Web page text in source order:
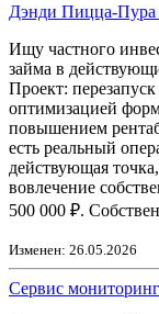
Дэнди Пицца-Пура
Ищу частного
займа в
Проект:
оптимизацией
повышением
есть реальный
действующая
вовлечение
500 000 ₽.
Изменен: 26.05.2026
Сервис